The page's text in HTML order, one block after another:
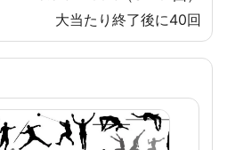
大当たり終了後に40回